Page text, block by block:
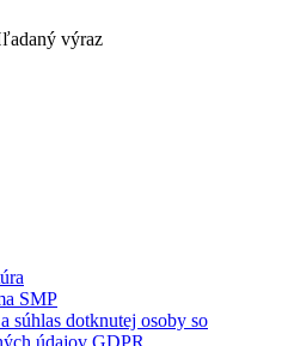
výraz
SMP
súhlas dotknutej osoby so
údajov GDPR